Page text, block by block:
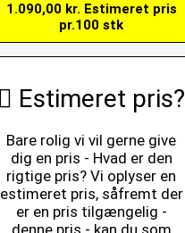
1.090,00 kr. Estimeret pris
pr.100 stk
Estimeret pris?
Bare rolig vi vil gerne give
dig en pris - Hvad er den
rigtige pris? Vi oplyser en
estimeret pris, såfremt der
er en pris tilgængelig -
denne pris - kan du som